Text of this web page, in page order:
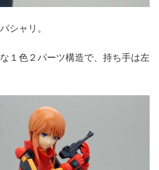
シャリ。
１色２パーツ構造で、持ち手は左